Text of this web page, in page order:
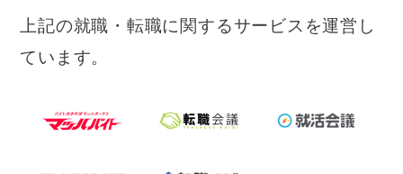
上記の就職・転職に関するサービスを運営し
ています。